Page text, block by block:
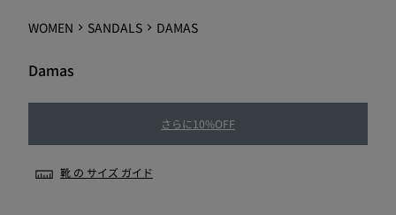
WOMEN SANDALS DAMAS
Damas
さらに10%OFF
靴 の サイズ ガイド